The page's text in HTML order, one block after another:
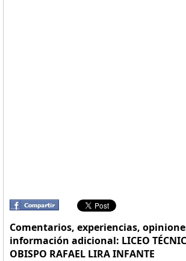
Comentarios, experiencias,
información adicional: LICEO
OBISPO RAFAEL LIRA INFANTE